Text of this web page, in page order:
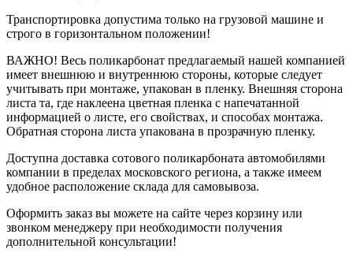
Транспортировка допустима только на грузовой машине и
строго в горизонтальном положении!
ВАЖНО! Весь поликарбонат предлагаемый нашей компанией
имеет внешнюю и внутреннюю стороны, которые следует
учитывать при монтаже, упакован в пленку. Внешняя сторона
листа та, где наклеена цветная пленка с напечатанной
информацией о листе, его свойствах, и способах монтажа.
Обратная сторона листа упакована в прозрачную пленку.
Доступна доставка сотового поликарбоната автомобилями
компании в пределах московского региона, а также имеем
удобное расположение склада для самовывоза.
Оформить заказ вы можете на сайте через корзину или
звонком менеджеру при необходимости получения
дополнительной консультации!